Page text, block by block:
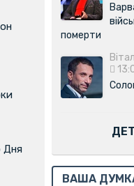
Дня
померти
ВАША